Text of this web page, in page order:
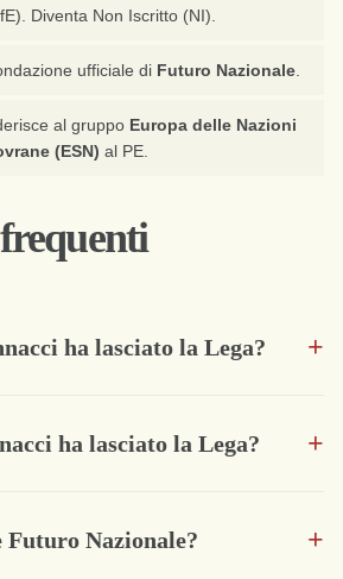
Diventa Non Iscritto (NI).
ufficiale di Futuro Nazionale
al gruppo Europa delle Nazioni
(ESN) al PE.
ha lasciato la Lega? +
ha lasciato la Lega? +
Futuro Nazionale? +